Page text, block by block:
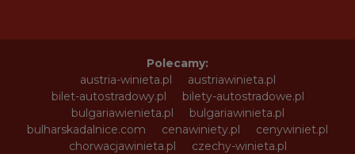
Polecamy:
austria-winieta.pl
austriawinieta.pl
bilet-autostradowy.pl
bilety-autostradowe.pl
bulgariawienieta.pl
bulgariawinieta.pl
bulharskadalnice.com
cenawiniety.pl
cenywiniet.pl
chorwacjawinieta.pl
czechy-winieta.pl